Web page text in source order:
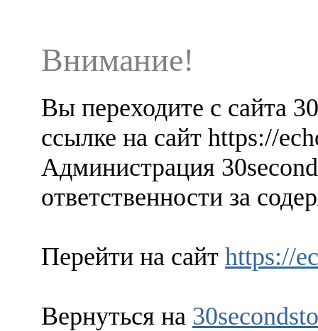
Внимание!
Вы переходите с сайта
ссылке на сайт https://
Администрация
ответственности за
Перейти на сайт https://
Вернуться на